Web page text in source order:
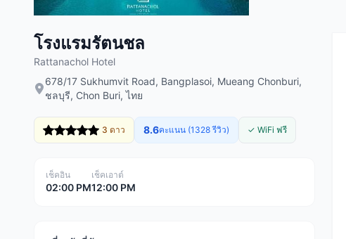
โรงแรมรัตนชล
Rattanachol Hotel
678/17 Sukhumvit Road, Bangplasoi, Mueang Chonburi,
ชลบุรี, Chon Buri, ไทย
3 ดาว 8.6คะแนน (1328 รีวิว) ✓ WiFi ฟรี
เช็คอิน
02:00 PM
เช็คเอาต์
12:00 PM